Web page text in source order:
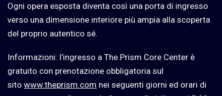
Ogni opera esposta diventa così una porta di ingresso
verso una dimensione interiore più ampia alla scoperta
del proprio autentico sé.
Informazioni: l’ingresso a The Prism Core Center è
gratuito con prenotazione obbligatoria sul
sito www.theprism.com nei seguenti giorni ed orari di